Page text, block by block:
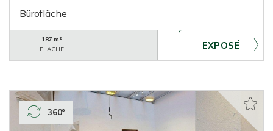
Bürofläche
187 m²
FLÄCHE
360°